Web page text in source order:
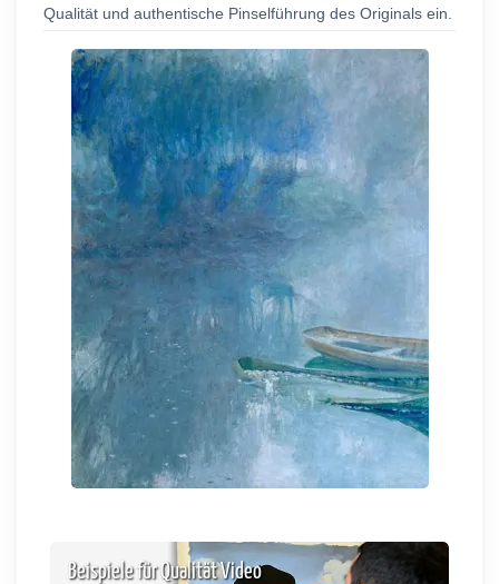
Qualität und authentische Pinselführung des Originals ein.
Beispiele für Qualität Video